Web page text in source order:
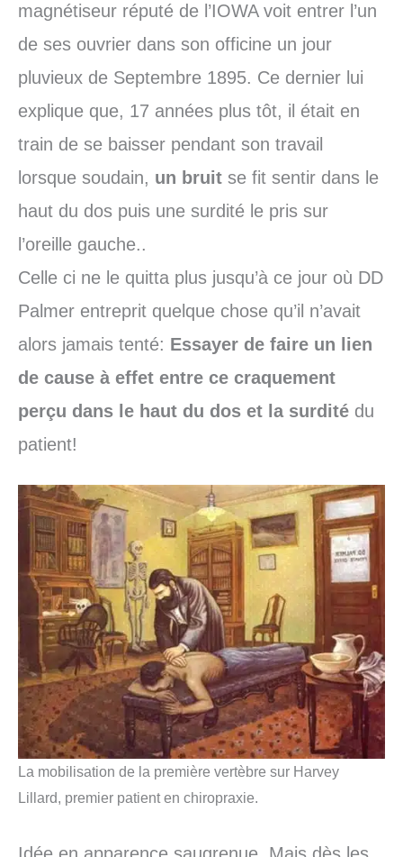
magnétiseur réputé de l’IOWA voit entrer l’un
de ses ouvrier dans son officine un jour
pluvieux de Septembre 1895. Ce dernier lui
explique que, 17 années plus tôt, il était en
train de se baisser pendant son travail
lorsque soudain, un bruit se fit sentir dans le
haut du dos puis une surdité le pris sur
l’oreille gauche..
Celle ci ne le quitta plus jusqu’à ce jour où DD
Palmer entreprit quelque chose qu’il n’avait
alors jamais tenté: Essayer de faire un lien
de cause à effet entre ce craquement
perçu dans le haut du dos et la surdité du
patient!
La mobilisation de la première vertèbre sur Harvey
Lillard, premier patient en chiropraxie.